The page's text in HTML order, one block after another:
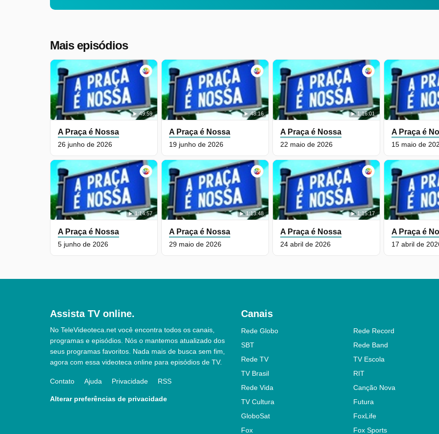
Mais episódios
49:59
A Praça é Nossa
26 junho de 2026
48:16
A Praça é Nossa
19 junho de 2026
1:14:57
A Praça é Nossa
5 junho de 2026
1:13:48
A Praça é Nossa
29 maio de 2026
1:16:01
A Praça é Nossa
22 maio de 2026
A Praça é
15 maio de
1:15:17
A Praça é Nossa
24 abril de 2026
A Praça é
17 abril de
Assista TV online.
No TeleVideoteca.net você encontra todos os canais,
programas e episódios. Nós o mantemos atualizado dos
seus programas favoritos. Nada mais de busca sem fim,
agora com essa videoteca online para episódios de TV.
Contato Ajuda Privacidade RSS
Alterar preferências de privacidade
Canais
Rede Globo
Rede Record
SBT
Rede Band
Rede TV
TV Escola
TV Brasil
RIT
Rede Vida
Canção Nova
TV Cultura
Futura
GloboSat
FoxLife
Fox
Fox Sports